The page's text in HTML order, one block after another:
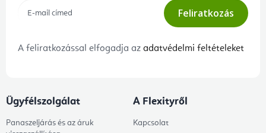
Feliratkozás
A feliratkozással elfogadja az adatvédelmi feltételeket
Ügyfélszolgálat
Panaszeljárás és az áruk
A Flexityről
Kapcsolat